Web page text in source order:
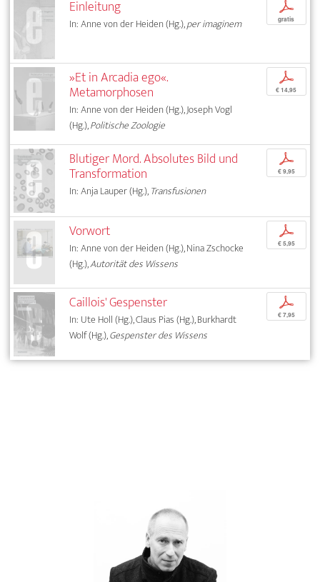
Einleitung
In: Anne von der Heiden (Hg.),per imaginem
p
gratis
»Et in Arcadia ego«.
Metamorphosen
In: Anne von der Heiden (Hg.), Joseph Vogl
(Hg.),Politische Zoologie
p
€ 14,95
Blutiger Mord. Absolutes Bild und
Transformation
In: Anja Lauper (Hg.),Transfusionen
p
€ 9,95
Vorwort
In: Anne von der Heiden (Hg.), Nina Zschocke
(Hg.),Autorität des Wissens
p
€ 5,95
Caillois' Gespenster
In: Ute Holl (Hg.), Claus Pias (Hg.), Burkhardt
Wolf (Hg.),Gespenster des Wissens
p
€ 7,95